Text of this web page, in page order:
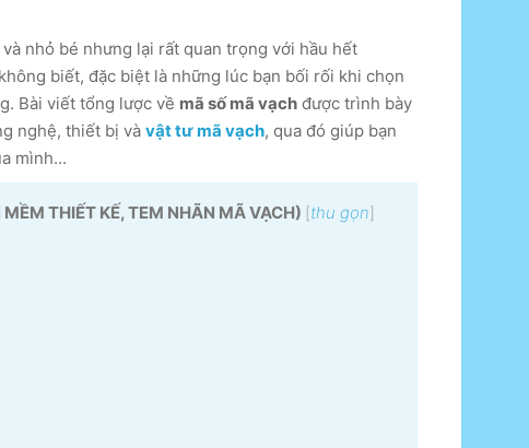
nhỏ bé nhưng lại rất quan trọng với hầu hết
biết, đặc biệt là những lúc bạn bối rối khi chọn
Bài viết tổng lược về mã số mã vạchđược trình bày
nghệ, thiết bị và vật tư mã vạch, qua đó giúp bạn
mình...
THIẾT KẾ, TEM NHÃN MÃ VẠCH) [thu gọn]